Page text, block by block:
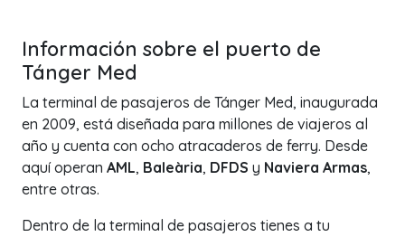
−
Información sobre el puerto de
Tánger Med
La terminal de pasajeros de Tánger Med, inaugurada
en 2009, está diseñada para millones de viajeros al
año y cuenta con ocho atracaderos de ferry. Desde
aquí operan AML, Baleària, DFDS y Naviera Armas,
entre otras.
Dentro de la terminal de pasajeros tienes a tu